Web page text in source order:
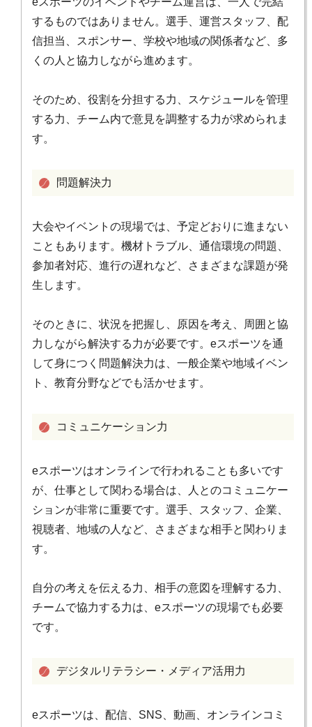
するものではありません。選手、運営スタッフ、配
信担当、スポンサー、学校や地域の関係者など、多
くの人と協力しながら進めます。
そのため、役割を分担する力、スケジュールを管理
する力、チーム内で意見を調整する力が求められま
す。
問題解決力
大会やイベントの現場では、予定どおりに進まない
こともあります。機材トラブル、通信環境の問題、
参加者対応、進行の遅れなど、さまざまな課題が発
生します。
そのときに、状況を把握し、原因を考え、周囲と協
力しながら解決する力が必要です。eスポーツを通
して身につく問題解決力は、一般企業や地域イベン
ト、教育分野などでも活かせます。
コミュニケーション力
eスポーツはオンラインで行われることも多いです
が、仕事として関わる場合は、人とのコミュニケー
ションが非常に重要です。選手、スタッフ、企業、
視聴者、地域の人など、さまざまな相手と関わりま
す。
自分の考えを伝える力、相手の意図を理解する力、
チームで協力する力は、eスポーツの現場でも必要
です。
デジタルリテラシー・メディア活用力
eスポーツは、配信、SNS、動画、オンラインコミ